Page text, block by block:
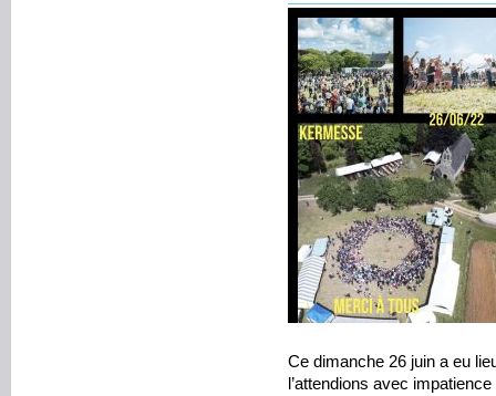
Ce dimanche 26 juin a eu
l’attendions avec